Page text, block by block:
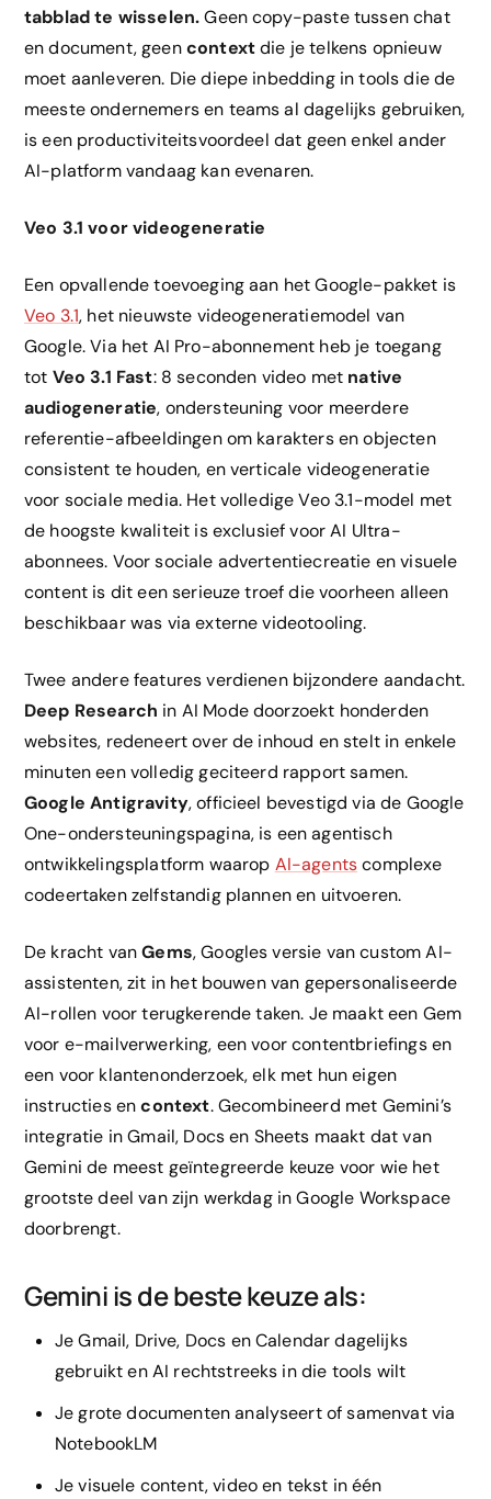
tabblad te wisselen.Geen copy-paste tussen chat
en document, geencontextdie je telkens opnieuw
moet aanleveren. Die diepe inbedding in tools die de
meeste ondernemers en teams al dagelijks gebruiken,
is een productiviteitsvoordeel dat geen enkel ander
AI-platform vandaag kan evenaren.
Veo 3.1 voor videogeneratie
Een opvallende toevoeging aan het Google-pakket is
Veo 3.1, het nieuwste videogeneratiemodel van
Google. Via het AI Pro-abonnement heb je toegang
tot Veo 3.1 Fast: 8 seconden video met native
audiogeneratie, ondersteuning voor meerdere
referentie-afbeeldingen om karakters en objecten
consistent te houden, en verticale videogeneratie
voor sociale media. Het volledige Veo 3.1-model met
de hoogste kwaliteit is exclusief voor AI Ultra-
abonnees. Voor sociale advertentiecreatie en visuele
content is dit een serieuze troef die voorheen alleen
beschikbaar was via externe videotooling.
Twee andere features verdienen bijzondere aandacht.
Deep Research in AI Mode doorzoekt honderden
websites, redeneert over de inhoud en stelt in enkele
minuten een volledig geciteerd rapport samen.
Google Antigravity, officieel bevestigd via de Google
One-ondersteuningspagina, is een agentisch
ontwikkelingsplatform waarop AI-agentscomplexe
codeertaken zelfstandig plannen en uitvoeren.
De kracht vanGems, Googles versie van custom AI-
assistenten, zit in het bouwen van gepersonaliseerde
AI-rollen voor terugkerende taken. Je maakt een Gem
voor e-mailverwerking, een voor contentbriefings en
een voor klantenonderzoek, elk met hun eigen
instructies encontext. Gecombineerd met Gemini’s
integratie in Gmail, Docs en Sheets maakt dat van
Gemini de meest geïntegreerde keuze voor wie het
grootste deel van zijn werkdag in Google Workspace
doorbrengt.
Gemini is de beste keuze als:
Je Gmail, Drive, Docs en Calendar dagelijks
gebruikt en AI rechtstreeks in die tools wilt
Je grote documenten analyseert of samenvat via
NotebookLM
Je visuele content, video en tekst in één